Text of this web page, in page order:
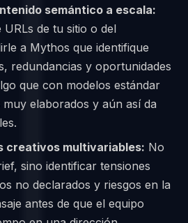
semántico a escala:
de tu sitio o del
a Mythos que identifique
redundancias y oportunidades
que con modelos estándar
elaborados y aún así da
creativos multivariables: No
sino identificar tensiones
no declarados y riesgos en la
antes de que el equipo